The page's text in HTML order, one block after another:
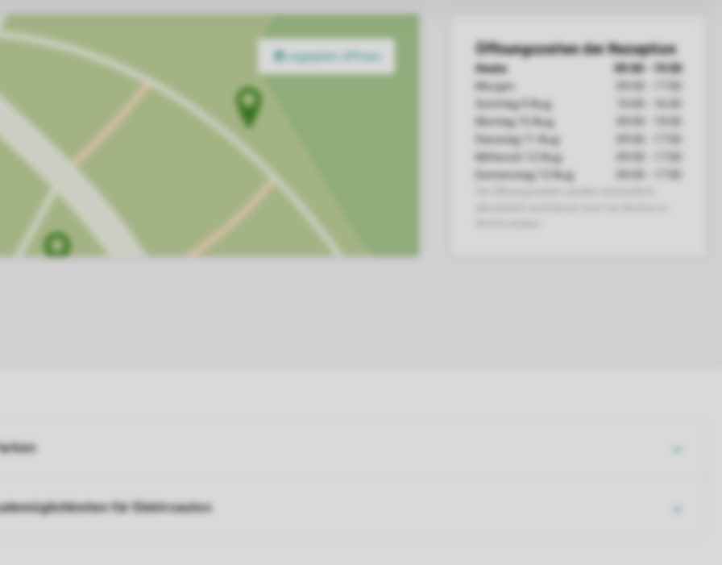
für Elektroautos